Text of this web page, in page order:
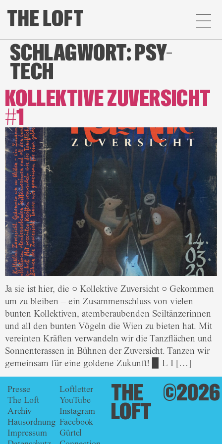
SCHLAGWORT: PSY-
TECH
KOLLEKTIVE ZUVERSICHT
#1
Ja sie ist hier, die ○ Kollektive Zuversicht ○ Gekommen
um zu bleiben – ein Zusammenschluss von vielen
bunten Kollektiven, atemberaubenden Seiltänzerinnen
und all den bunten Vögeln die Wien zu bieten hat. Mit
vereinten Kräften verwandeln wir die Tanzflächen und
Sonnenterassen in Bühnen der Zuversicht. Tanzen wir
gemeinsam für eine goldene Zukunft! ▉ L I […]
THE
LOFT
Presse
The Loft
Archiv
Hausordnung
Impressum
Loftletter
YouTube
Instagram
Facebook
Gürtel
©2026